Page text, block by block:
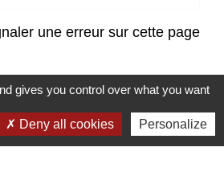
une erreur sur cette page
gives you control over what you want
Deny all cookies Personalize